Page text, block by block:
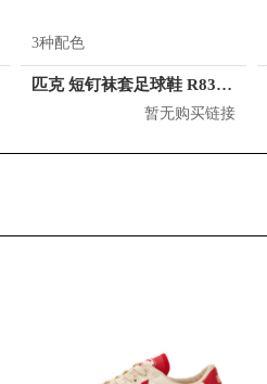
3种配色
匹克 短钉袜套足球鞋 R83361F
暂无购买链接